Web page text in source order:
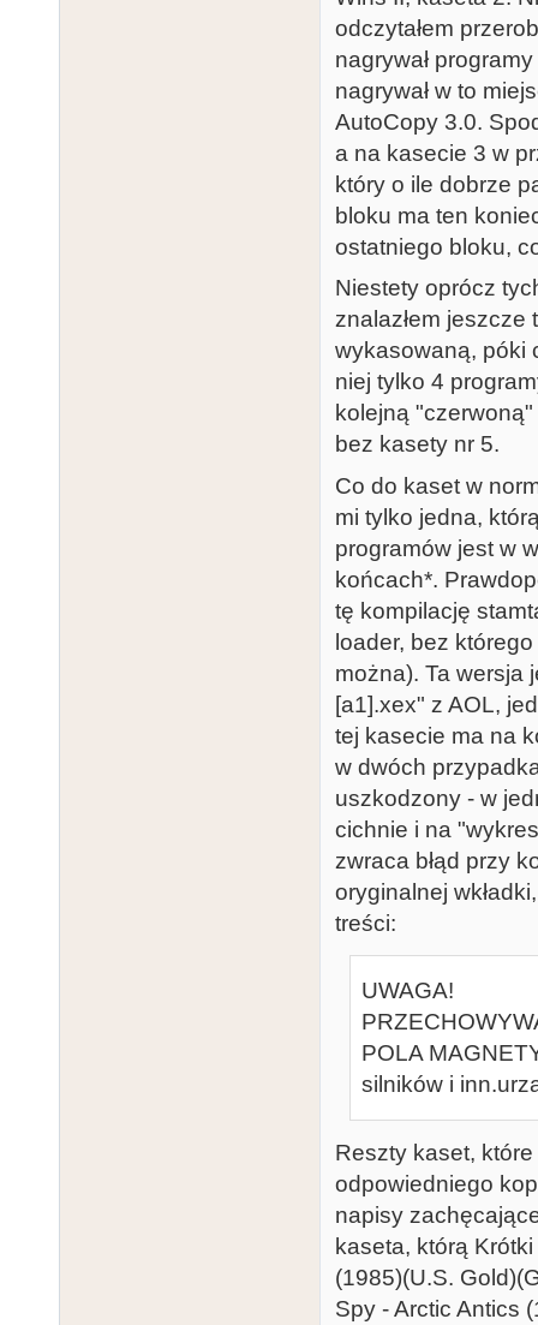
odczytałem
nagrywał
nagrywał w to
AutoCopy 3.0.
a na kasecie 3 w
który o ile dobrze
bloku ma ten
ostatniego bloku,
Niestety oprócz
znalazłem jeszcze
wykasowaną, póki
niej tylko 4
kolejną
bez kasety nr 5.
Co do kaset w
mi tylko jedna,
programów jest w
końcach*.
tę kompilację
loader, bez
można). Ta wersja
[a1].xex" z AOL,
tej kasecie ma na
w dwóch
uszkodzony - w
cichnie i na
zwraca błąd przy
oryginalnej
treści:
UWAGA!
POLA
silników i
Reszty kaset,
odpowiedniego
napisy
kaseta, którą
(1985)(U.S.
Spy - Arctic Antics